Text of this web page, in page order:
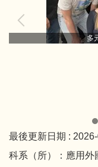
多
最後更新日期 :
科系（所）：應用外